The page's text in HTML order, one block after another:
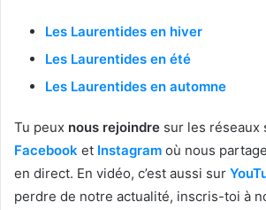
Les Laurentides en hiver
Les Laurentides en été
Les Laurentides en automne
Tu peux nous rejoindre sur les réseaux
Facebook et Instagram où nous
en direct. En vidéo, c’est aussi sur
perdre de notre actualité, inscris-toi à